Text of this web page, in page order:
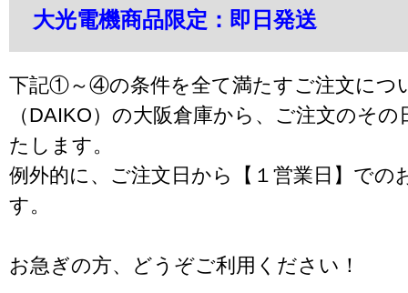
大光電機商品限定：即日発送
下記①～④の条件を全て満たすご注文につ
（DAIKO）の大阪倉庫から、ご注文のそ
たします。
例外的に、ご注文日から【１営業日】での
す。
お急ぎの方、どうぞご利用ください！